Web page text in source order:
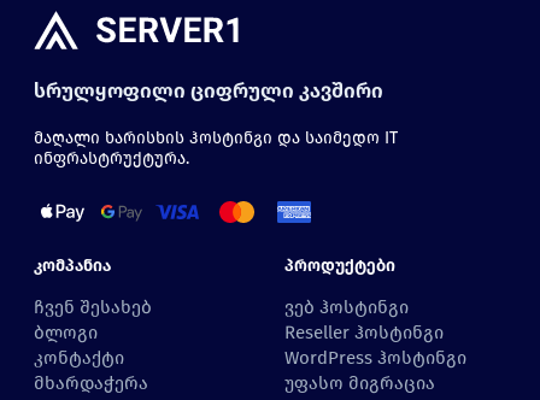
სრულყოფილი ციფრული კავშირი
მაღალი ხარისხის ჰოსტინგი და საიმედო IT
ინფრასტრუქტურა.
Კომპანია
ჩვენ შესახებ
ბლოგი
კონტაქტი
მხარდაჭერა
Პროდუქტები
ვებ ჰოსტინგი
Reseller ჰოსტინგი
WordPress ჰოსტინგი
უფასო მიგრაცია